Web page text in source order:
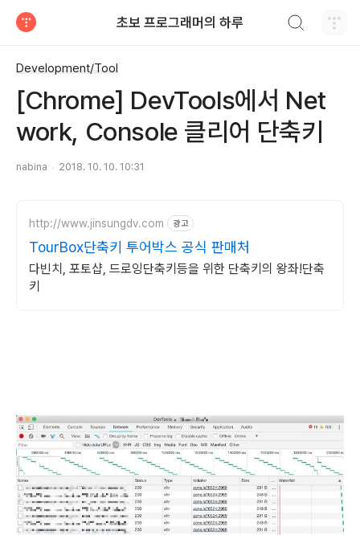
초보 프로그래머의 하루
Development/Tool
[Chrome] DevTools에서 Net
work, Console 클리어 단축키
nabina 2018. 10. 10. 10:31
http://www.jinsungdv.com 광고
TourBox단축키 투어박스 공식 판매처
다빈치, 포토샵, 드로잉단축키등을 위한 단축키의 왕좌!단축
키